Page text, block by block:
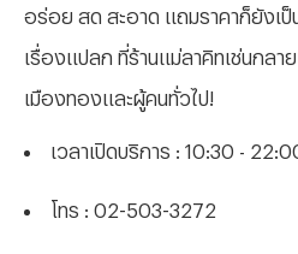
อร่อย สด สะอาด แถมราคาก็ยังเ
เรื่องแปลก ที่ร้านแม่ลาคิทเช่นกลา
เมืองทองและผู้คนทั่วไป!
เวลาเปิดบริการ : 10:30 -
โทร : 02-503-3272